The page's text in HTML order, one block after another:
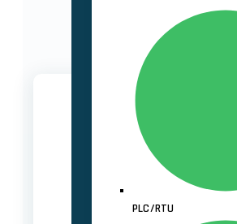
PLC/RTU
Det här gör vi